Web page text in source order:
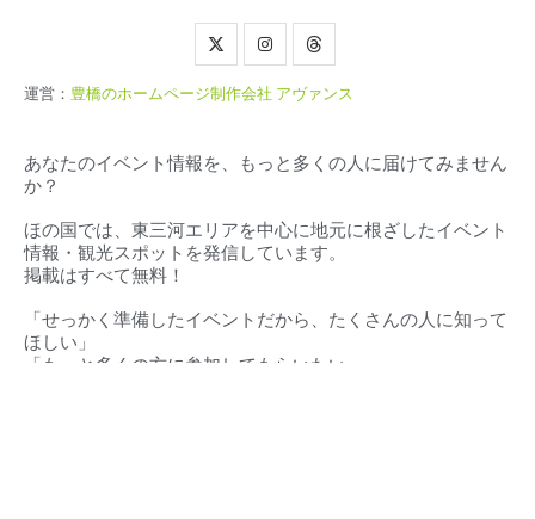
運営： 豊橋のホームページ制作会社 アヴァンス
あなたのイベント情報を、もっと多くの人に届けてみません
か？
ほの国では、東三河エリアを中心に地元に根ざしたイベント
情報・観光スポットを発信しています。
掲載はすべて無料！
「せっかく準備したイベントだから、たくさんの人に知って
ほしい」
「もっと多くの方に参加してもらいたい」